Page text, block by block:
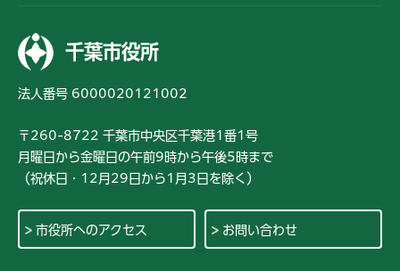
千葉市役所
法人番号 6000020121002
〒260-8722 千葉市中央区千葉港1番1号
月曜日から金曜日の午前9時から午後5時まで
（祝休日・12月29日から1月3日を除く）
市役所へのアクセス お問い合わせ